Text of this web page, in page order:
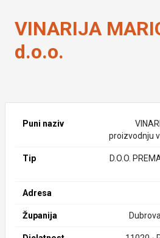
VINARIJA
d.o.o.
Puni naziv
proizvodnju
Tip
D.O.O.
Adresa
Županija